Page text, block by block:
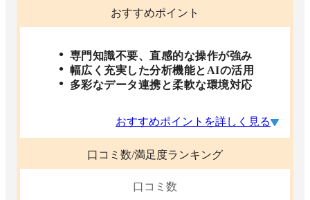
おすすめポイント
専門知識不要、直感的な操作が強み
幅広く充実した分析機能とAIの活用
多彩なデータ連携と柔軟な環境対応
おすすめポイントを詳しく見る
口コミ数/満足度ランキング
口コミ数